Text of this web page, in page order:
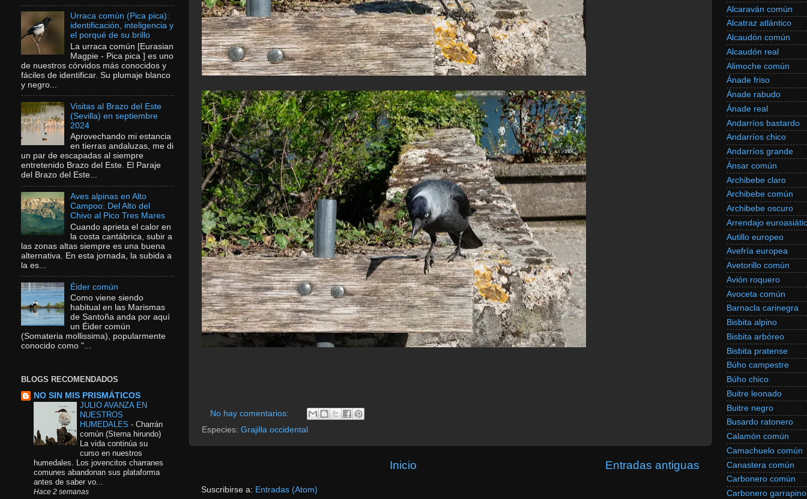
No hay comentarios:
Especies: Grajilla occidental
Entradas antiguas
Inicio
Suscribirse a: Entradas (Atom)
Urraca común (Pica pica):
identificación, inteligencia y
el porqué de su brillo
La urraca común [Eurasian
Magpie - Pica pica ] es uno
de nuestros córvidos más conocidos y
fáciles de identificar. Su plumaje blanco
y negro...
Visitas al Brazo del Este
(Sevilla) en septiembre
2024
Aprovechando mi estancia
en tierras andaluzas, me di
un par de escapadas al siempre
entretenido Brazo del Este. El Paraje
del Brazo del Este...
Aves alpinas en Alto
Campoo: Del Alto del
Chivo al Pico Tres Mares
Cuando aprieta el calor en
la costa cantábrica, subir a
las zonas altas siempre es una buena
alternativa. En esta jornada, la subida a
la es...
Éider común
Como viene siendo
habitual en las Marismas
de Santoña anda por aquí
un Éider común
(Somateria mollissima), popularmente
conocido como "...
BLOGS RECOMENDADOS
NO SIN MIS PRISMÁTICOS
JULIO AVANZA EN
NUESTROS
HUMEDALES - Charrán
común (Sterna hirundo)
La vida continúa su
curso en nuestros
humedales. Los jovencitos charranes
comunes abandonan sus plataforma
antes de saber vo...
Hace 2 semanas
Alcaraván común
Alcatraz atlántico
Alcaudón común
Alcaudón real
Alimoche común
Ánade friso
Ánade rabudo
Ánade real
Andarríos bastardo
Andarríos chico
Andarríos grande
Ánsar común
Archibebe claro
Archibebe común
Archibebe oscuro
Arrendajo
Autillo europeo
Avefría europea
Avetorillo común
Avión roquero
Avoceta común
Barnacla carinegra
Bisbita alpino
Bisbita arbóreo
Bisbita pratense
Búho campestre
Búho chico
Buitre leonado
Buitre negro
Busardo ratonero
Calamón común
Camachuelo común
Canastera común
Carbonero común
Carbonero